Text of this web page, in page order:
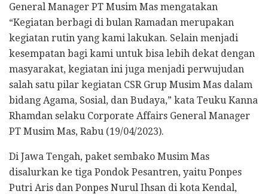
General Manager PT Musim Mas mengatakan
“Kegiatan berbagi di bulan Ramadan merupakan
kegiatan rutin yang kami lakukan. Selain menjadi
kesempatan bagi kami untuk bisa lebih dekat dengan
masyarakat, kegiatan ini juga menjadi perwujudan
salah satu pilar kegiatan CSR Grup Musim Mas dalam
bidang Agama, Sosial, dan Budaya,” kata Teuku Kanna
Rhamdan selaku Corporate Affairs General Manager
PT Musim Mas, Rabu (19/04/2023).
Di Jawa Tengah, paket sembako Musim Mas
disalurkan ke tiga Pondok Pesantren, yaitu Ponpes
Putri Aris dan Ponpes Nurul Ihsan di kota Kendal,